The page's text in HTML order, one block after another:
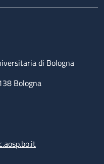
di Bologna
Bologna